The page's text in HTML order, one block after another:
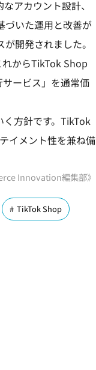
アカウント設計、
づいた運用と改善が
開発されました。
れからTikTok Shop
ービス」を通常価
方針です。TikTok
イメント性を兼ね備
Innovation編集部》
TikTok Shop